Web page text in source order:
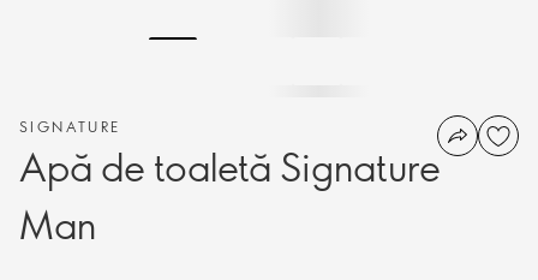
SIGNATURE
Apă de toaletă Signature
Man